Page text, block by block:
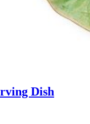
Dish